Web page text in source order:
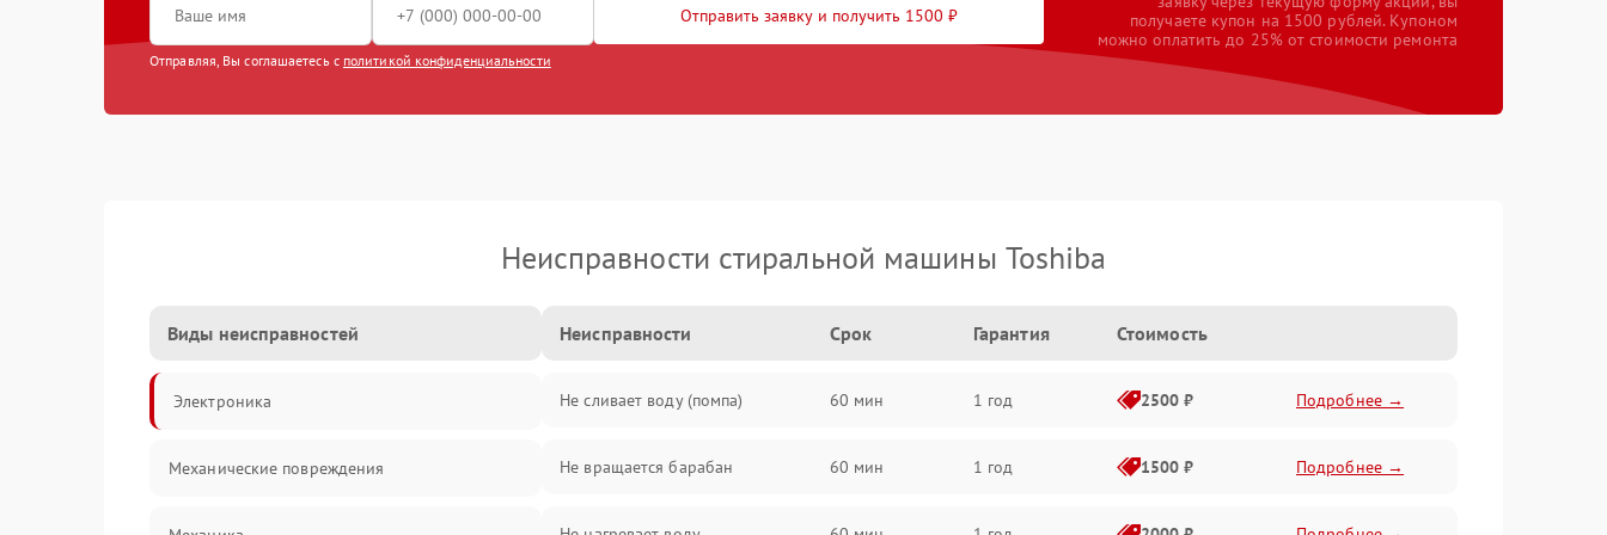
Отправить заявку и получить 1500 ₽
Отправляя, Вы соглашаетесь с политикой конфиденциальности
получаете купон на 1500 рублей. Купоном
можно оплатить до 25% от стоимости ремонта
Неисправности стиральной машины Toshiba
Виды неисправностей
Электроника
Механические повреждения
Неисправности Срок Гарантия Стоимость
Не сливает воду (помпа) 60 мин 1 год 2500 ₽ Подробнее →
Не вращается барабан 60 мин 1 год 1500 ₽ Подробнее →